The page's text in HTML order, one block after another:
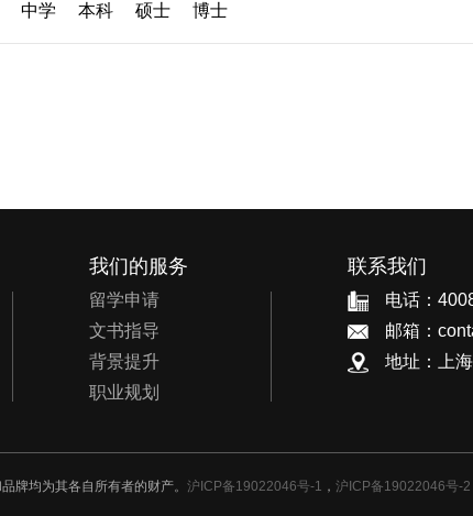
中学 本科 硕士 博士
我们的服务
留学申请
文书指导
背景提升
职业规划
联系我们
电话：
邮箱：
地址：上
牌均为其各自所有者的财产。 沪ICP备19022046号-1 ， 沪ICP备19022046号-2